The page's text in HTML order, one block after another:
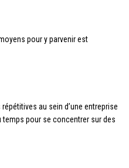
pour y parvenir est
au sein d’une entreprise
temps pour se concentrer sur des